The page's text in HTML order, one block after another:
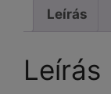
szarvasbőr
-
iPhone
Leírás
Leírás